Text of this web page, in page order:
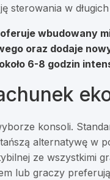
sterowania w
wbudowany
oraz dodaje
6-8 godzin
konsoli.
alternatywę w
ze wszystkimi
lub graczy